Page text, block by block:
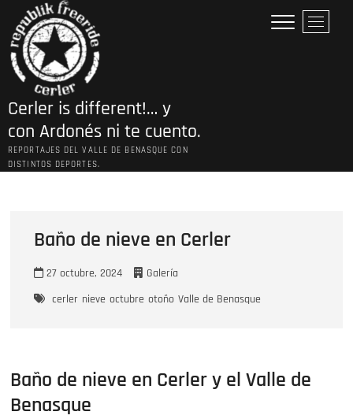
contenido
Cerler is different!… y
con Ardonés ni te cuento.
REPORTAJES DEL VALLE DE BENASQUE CON
DISTINTOS DEPORTES.
B
o
e
Baño de nieve en Cerler
27 octubre, 2024
Galería
cerler nieve octubre otoño Valle de Benasque
Baño de nieve en Cerler y el Valle de
Benasque